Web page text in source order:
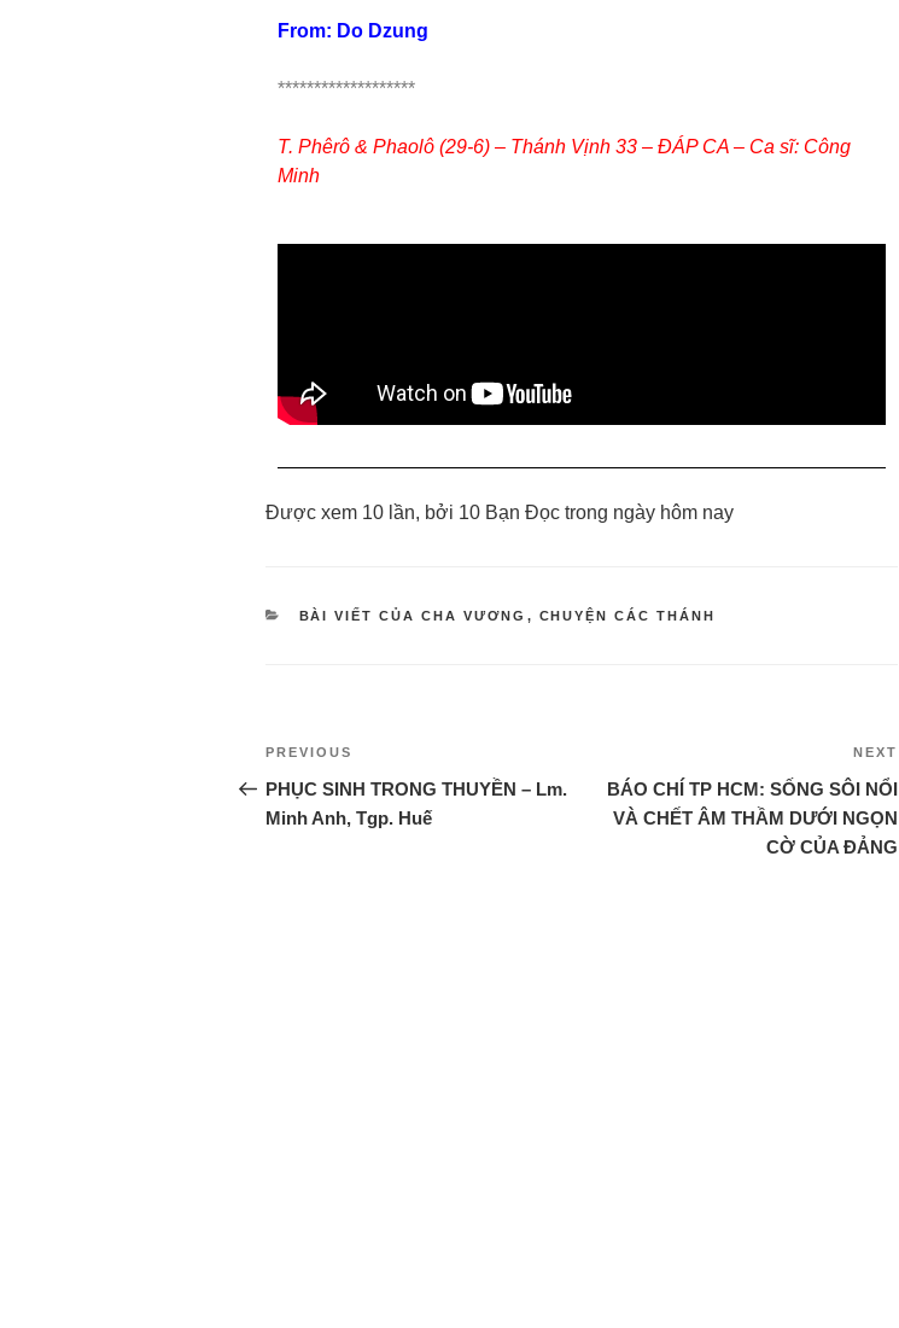
From: Do Dzung
*******************
T. Phêrô & Phaolô (29-6) – Thánh Vịnh 33 – ĐÁP CA – Ca sĩ: Công
Minh
Được xem 10 lần, bởi 10 Bạn Đọc trong ngày hôm nay
BÀI VIẾT CỦA CHA VƯƠNG , CHUYỆN CÁC THÁNH
PREVIOUS
PHỤC SINH TRONG THUYỀN – Lm.
Minh Anh, Tgp. Huế
NEXT
BÁO CHÍ TP HCM: SỐNG SÔI NỔI
VÀ CHẾT ÂM THẦM DƯỚI NGỌN
CỜ CỦA ĐẢNG